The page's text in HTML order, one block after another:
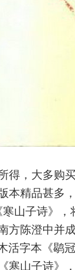
得，大多购
本精品甚多
山子诗》，
方陈澄中并
活字本《鹖
寒山子诗》